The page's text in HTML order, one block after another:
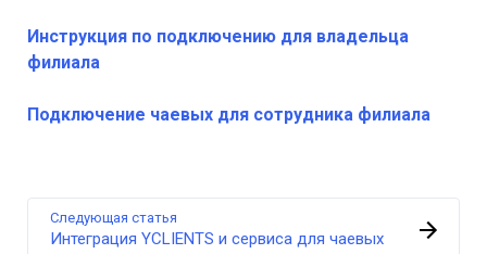
Инструкция по подключению для владельца
филиала
Подключение чаевых для сотрудника филиала
Следующая статья
Интеграция YCLIENTS и сервиса для чаевых